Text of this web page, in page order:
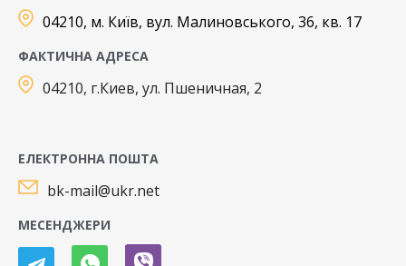
04210, м. Київ, вул. Малиновського, 36, кв. 17
ФАКТИЧНА АДРЕСА
04210, г.Киев, ул. Пшеничная, 2
ЕЛЕКТРОННА ПОШТА
bk-mail@ukr.net
МЕСЕНДЖЕРИ